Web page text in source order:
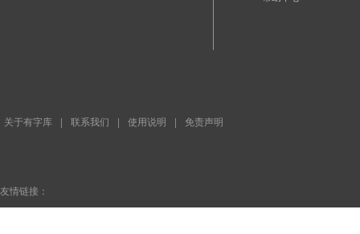
关于有字库 | 联系我们 | 使用说明 | 免责声明
友情链接：